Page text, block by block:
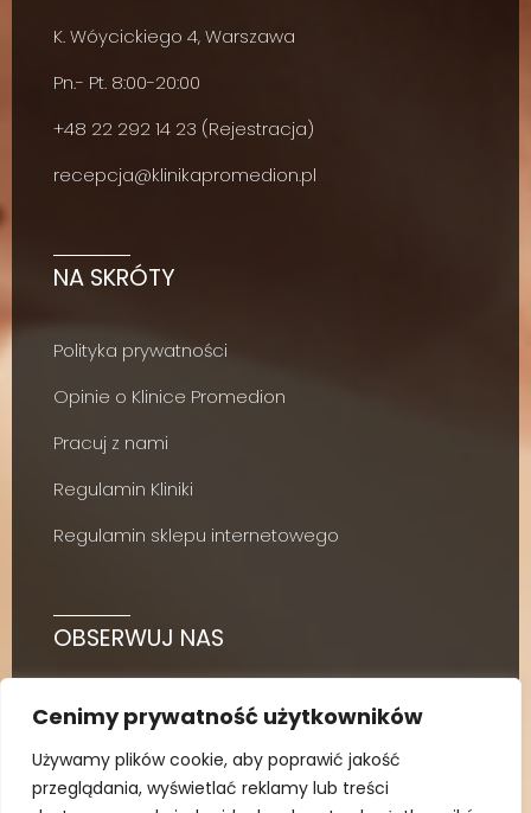
Cenimy prywatność użytkowników
Używamy plików cookie, aby poprawić jakość
przeglądania, wyświetlać reklamy lub treści
K. Wóycickiego 4, Warszawa
Pn.- Pt. 8:00-20:00
+48 22 292 14 23 (Rejestracja)
recepcja@klinikapromedion.pl
NA SKRÓTY
Polityka prywatności
Opinie o Klinice Promedion
Pracuj z nami
Regulamin Kliniki
Regulamin sklepu internetowego
OBSERWUJ NAS